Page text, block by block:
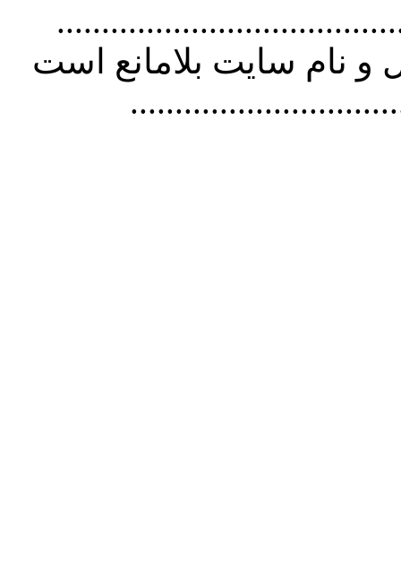
استفاده از
نام سايت بلامانع است